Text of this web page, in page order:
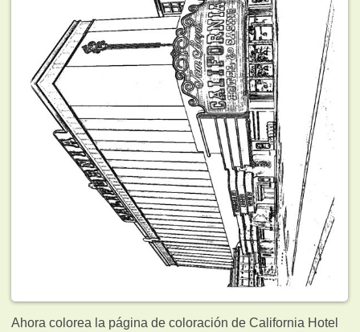
Ahora colorea la página de coloración de California Hotel